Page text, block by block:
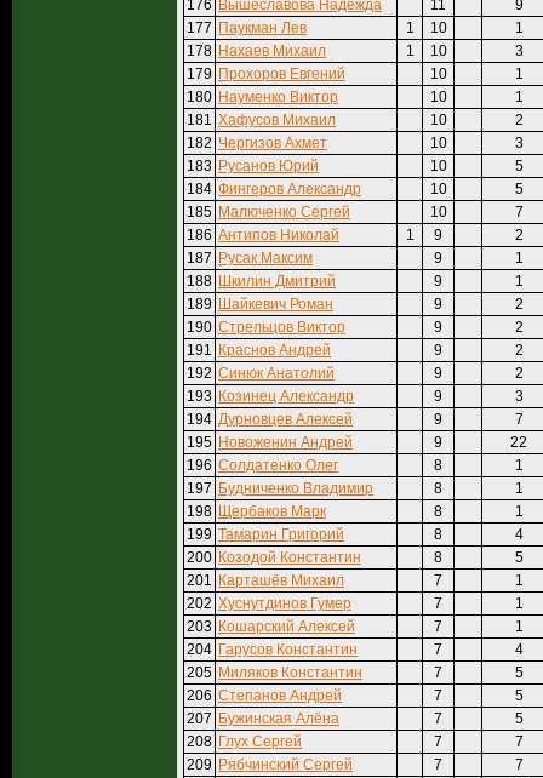
176 Вышеславова Надежда 11
9
177 Паукман Лев 1 10
1
178 Нахаев Михаил 1 10
3
179 Прохоров Евгений 10
1
180 Науменко Виктор 10
1
181 Хафусов Михаил 10
2
182 Чергизов Ахмет 10
3
183 Русанов Юрий 10
5
184 Фингеров Александр 10
5
185 Малюченко Сергей 10
7
186 Антипов Николай 1 9
2
187 Русак Максим 9
1
188 Шкилин Дмитрий 9
1
189 Шайкевич Роман 9
2
190 Стрельцов Виктор 9
2
191 Краснов Андрей 9
2
192 Синюк Анатолий 9
2
193 Козинец Александр 9
3
194 Дурновцев Алексей 9
7
195 Новоженин Андрей 9
22
196 Солдатенко Олег 8
1
197 Будниченко Владимир 8
1
198 Щербаков Марк 8
1
199 Тамарин Григорий 8
4
200 Козодой Константин 8
5
201 Карташёв Михаил 7
1
202 Хуснутдинов Гумер 7
1
203 Кошарский Алексей 7
1
204 Гарусов Константин 7
4
205 Миляков Константин 7
5
206 Степанов Андрей 7
5
207 Бужинская Алёна 7
5
208 Глух Сергей 7
7
209 Рябчинский Сергей 7
7